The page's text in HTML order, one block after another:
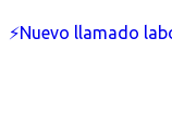
⚡Nuevo llamado